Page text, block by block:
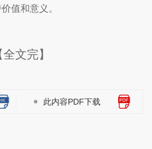
值和意义。
全文完】
此内容PDF下载